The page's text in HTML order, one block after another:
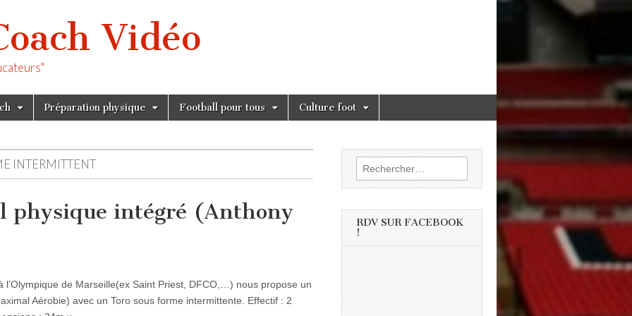
Vidéo
Préparation physique Football pour tous Culture foot
INTERMITTENT
physique intégré (Anthony
l’Olympique de Marseille(ex Saint Priest, DFCO,…) nous propose un
Aérobie) avec un Toro sous forme intermittente. Effectif : 2
Rechercher :
RDV SUR FACEBOOK
!